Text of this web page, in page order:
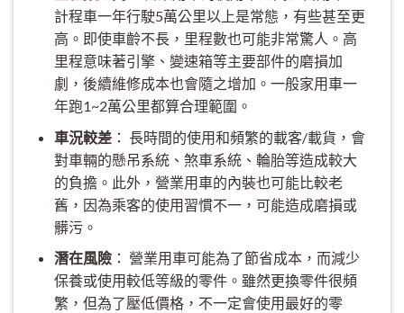
計程車一年行駛5萬公里以上是常態，有些甚至更
高。即使車齡不長，里程數也可能非常驚人。高
里程意味著引擎、變速箱等主要部件的磨損加
劇，後續維修成本也會隨之增加。一般家用車一
年跑1~2萬公里都算合理範圍。
車況較差： 長時間的使用和頻繁的載客/載貨，會
對車輛的懸吊系統、煞車系統、輪胎等造成較大
的負擔。此外，營業用車的內裝也可能比較老
舊，因為乘客的使用習慣不一，可能造成磨損或
髒污。
潛在風險： 營業用車可能為了節省成本，而減少
保養或使用較低等級的零件。雖然更換零件很頻
繁，但為了壓低價格，不一定會使用最好的零